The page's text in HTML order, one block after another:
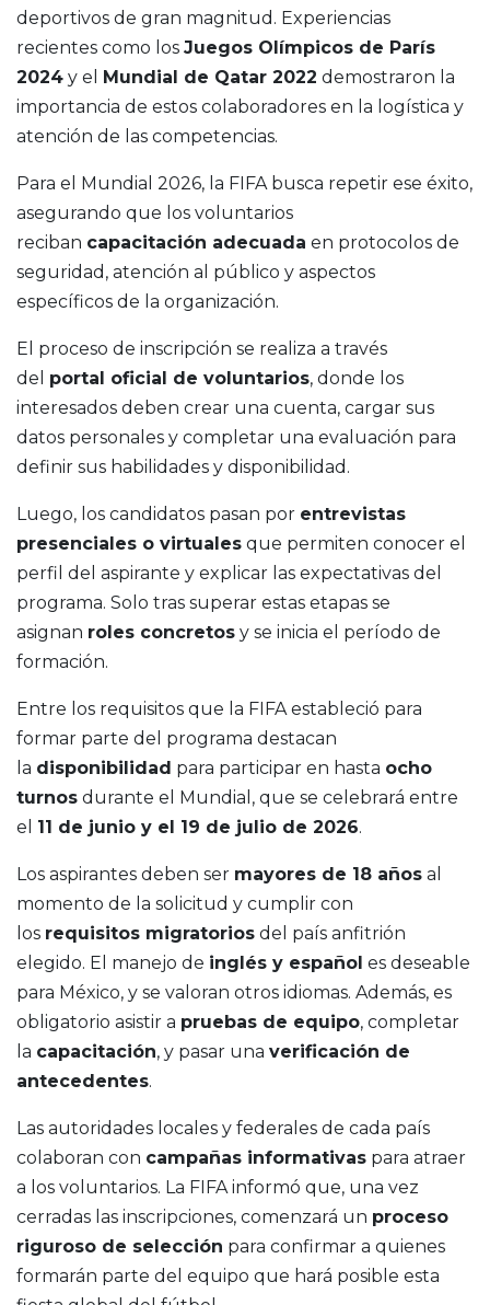
deportivos de gran magnitud. Experiencias
recientes como los Juegos Olímpicos de París
2024 y el Mundial de Qatar 2022 demostraron la
importancia de estos colaboradores en la logística y
atención de las competencias.
Para el Mundial 2026, la FIFA busca repetir ese éxito,
asegurando que los voluntarios
reciban capacitación adecuada en protocolos de
seguridad, atención al público y aspectos
específicos de la organización.
El proceso de inscripción se realiza a través
del portal oficial de voluntarios, donde los
interesados deben crear una cuenta, cargar sus
datos personales y completar una evaluación para
definir sus habilidades y disponibilidad.
Luego, los candidatos pasan por entrevistas
presenciales o virtuales que permiten conocer el
perfil del aspirante y explicar las expectativas del
programa. Solo tras superar estas etapas se
asignan roles concretos y se inicia el período de
formación.
Entre los requisitos que la FIFA estableció para
formar parte del programa destacan
la disponibilidad para participar en hasta ocho
turnos durante el Mundial, que se celebrará entre
el 11 de junio y el 19 de julio de 2026.
Los aspirantes deben ser mayores de 18 años al
momento de la solicitud y cumplir con
los requisitos migratorios del país anfitrión
elegido. El manejo de inglés y español es deseable
para México, y se valoran otros idiomas. Además, es
obligatorio asistir a pruebas de equipo, completar
la capacitación, y pasar una verificación de
antecedentes.
Las autoridades locales y federales de cada país
colaboran con campañas informativas para atraer
a los voluntarios. La FIFA informó que, una vez
cerradas las inscripciones, comenzará un proceso
riguroso de selección para confirmar a quienes
formarán parte del equipo que hará posible esta